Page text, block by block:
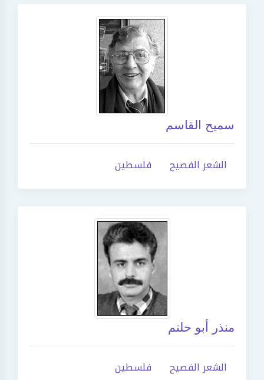
سميح القاسم
الشعر الفصيح فلسطين
منذر أبو حلتم
الشعر الفصيح فلسطين